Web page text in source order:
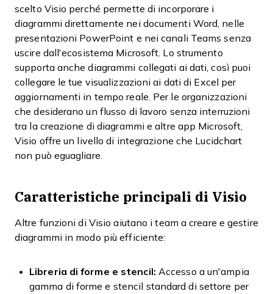
scelto Visio perché permette di incorporare i
diagrammi direttamente nei documenti Word, nelle
presentazioni PowerPoint e nei canali Teams senza
uscire dall'ecosistema Microsoft. Lo strumento
supporta anche diagrammi collegati ai dati, così puoi
collegare le tue visualizzazioni ai dati di Excel per
aggiornamenti in tempo reale. Per le organizzazioni
che desiderano un flusso di lavoro senza interruzioni
tra la creazione di diagrammi e altre app Microsoft,
Visio offre un livello di integrazione che Lucidchart
non può eguagliare.
Caratteristiche principali di Visio
Altre funzioni di Visio aiutano i team a creare e gestire
diagrammi in modo più efficiente:
Libreria di forme e stencil: Accesso a un'ampia
gamma di forme e stencil standard di settore per